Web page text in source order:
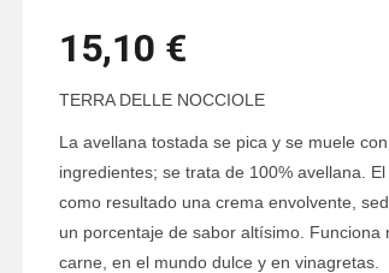
15,10 €
TERRA DELLE NOCCIOLE
La avellana tostada se pica y se muele
ingredientes; se trata de 100% avellana.
como resultado una crema envolvente,
un porcentaje de sabor altísimo.
carne, en el mundo dulce y en vinagretas.